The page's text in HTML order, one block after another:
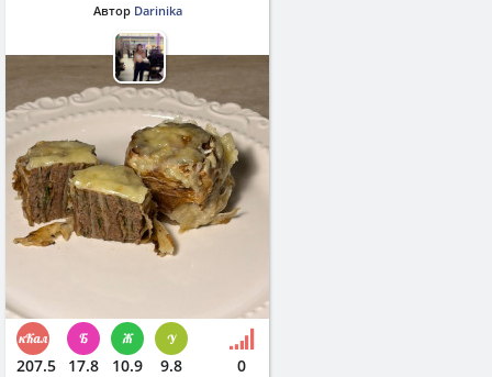
Автор Darinika
207.5 17.8 10.9 9.8 0